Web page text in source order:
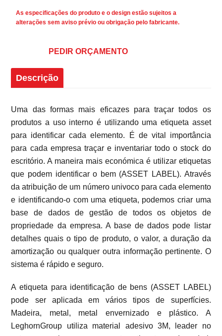
As especificações do produto e o design estão sujeitos a
alterações sem aviso prévio ou obrigação pelo fabricante.
PEDIR ORÇAMENTO
Descrição
Uma das formas mais eficazes para traçar todos os
produtos a uso interno é utilizando uma etiqueta asset
para identificar cada elemento. É de vital importância
para cada empresa traçar e inventariar todo o stock do
escritório. A maneira mais económica é utilizar etiquetas
que podem identificar o bem (ASSET LABEL). Através
da atribuição de um número univoco para cada elemento
e identificando-o com uma etiqueta, podemos criar uma
base de dados de gestão de todos os objetos de
propriedade da empresa. A base de dados pode listar
detalhes quais o tipo de produto, o valor, a duração da
amortização ou qualquer outra informação pertinente. O
sistema é rápido e seguro.
A etiqueta para identificação de bens (ASSET LABEL)
pode ser aplicada em vários tipos de superfícies.
Madeira, metal, metal envernizado e plástico. A
LeghornGroup utiliza material adesivo 3M, leader no